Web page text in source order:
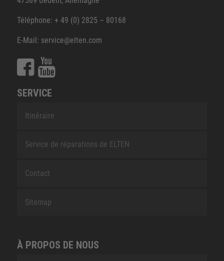
Téléphone: + 49 (0) 2825 – 80168
E-Mail: service@elten.com
SERVICE
Itinéraire
Service de réparations de ELTEN
Contact
Sitemap
À PROPOS DE NOUS